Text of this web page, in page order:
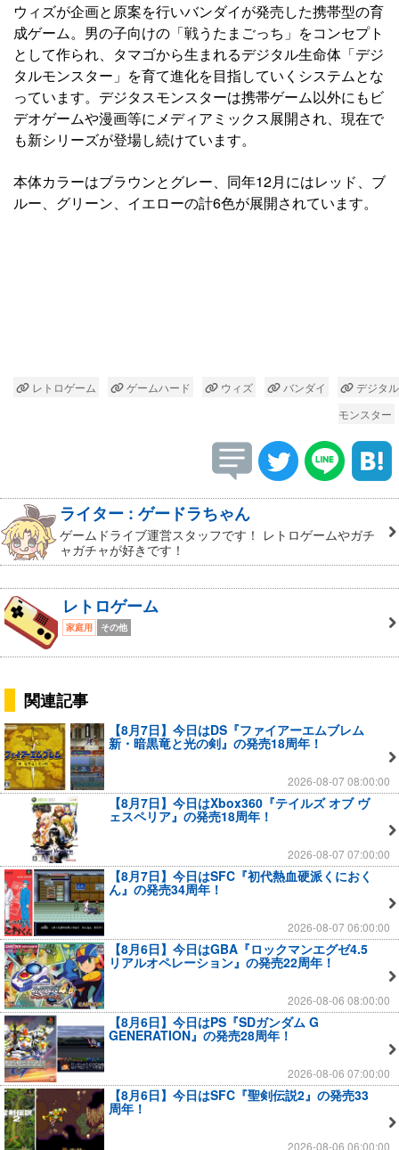
ウィズが企画と原案を行いバンダイが発売した携帯型の育
成ゲーム。男の子向けの「戦うたまごっち」をコンセプト
として作られ、タマゴから生まれるデジタル生命体「デジ
タルモンスター」を育て進化を目指していくシステムとな
っています。デジタスモンスターは携帯ゲーム以外にもビ
デオゲームや漫画等にメディアミックス展開され、現在で
も新シリーズが登場し続けています。
本体カラーはブラウンとグレー、同年12月にはレッド、ブ
ルー、グリーン、イエローの計6色が展開されています。
レトロゲーム ゲームハード ウィズ バンダイ
デジタル
モンスター
ライター : ゲードラちゃん
ゲームドライブ運営スタッフです！ レトロゲームやガチ
ャガチャが好きです！
レトロゲーム
家庭用 その他
関連記事
【8月7日】今日はDS『ファイアーエムブレム
新・暗黒竜と光の剣』の発売18周年！
2026-08-07 08:00:00
【8月7日】今日はXbox360『テイルズ オブ ヴ
ェスペリア』の発売18周年！
2026-08-07 07:00:00
【8月7日】今日はSFC『初代熱血硬派くにおく
ん』の発売34周年！
2026-08-07 06:00:00
【8月6日】今日はGBA『ロックマンエグゼ4.5
リアルオペレーション』の発売22周年！
2026-08-06 08:00:00
【8月6日】今日はPS『SDガンダム G
GENERATION』の発売28周年！
2026-08-06 07:00:00
【8月6日】今日はSFC『聖剣伝説2』の発売33
周年！
2026-08-06 06:00:00